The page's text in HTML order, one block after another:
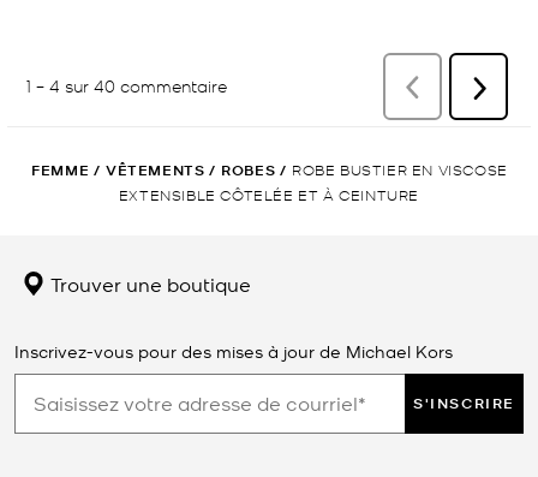
FEMME / VÊTEMENTS / ROBES / ROBE BUSTIER EN VISCOSE
EXTENSIBLE CÔTELÉE ET À CEINTURE
Trouver une boutique
Inscrivez-vous pour des mises à jour de Michael Kors
S'INSCRIRE